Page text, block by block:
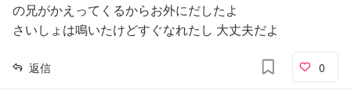
の兄がかえってくるからお外にだしたよ
さいしょは鳴いたけどすぐなれたし 大丈夫だよ
返信 0